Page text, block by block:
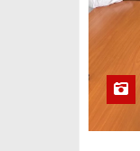
a
a
s